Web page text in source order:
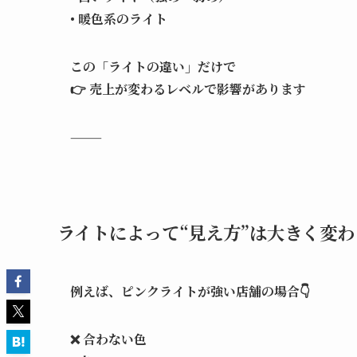
• 暖色系のライト
この「ライトの違い」だけで
👉 売上が変わるレベルで影響があります
⸻
ライトによって“見え方”は大きく変
例えば、ピンクライトが強い店舗の場合👇
❌ 合わない色